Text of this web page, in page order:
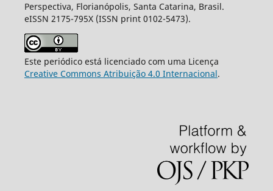
Perspectiva, Florianópolis, Santa Catarina, Brasil.
eISSN 2175-795X (ISSN print 0102-5473).
Este periódico está licenciado com uma Licença
Creative Commons Atribuição 4.0 Internacional.